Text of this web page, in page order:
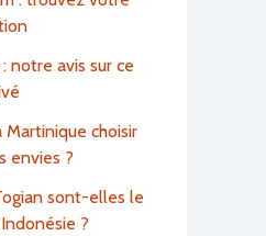
notre avis sur ce
choisir
envies ?
sont-elles le
?